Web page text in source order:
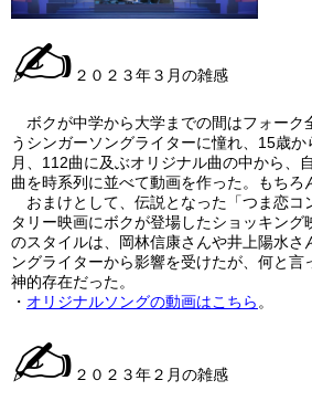
✍ ２０２３年３月の雑感
ボクが中学から大学までの間はフォーク
うシンガーソングライターに憧れ、 15歳か
月、 112曲に及ぶオリジナル曲の中から、
曲を時系列に並べて動画を作った。もちろ
おまけとして、伝説となった「つま恋コ
タリー映画にボクが登場したショッキング
のスタイルは、岡林信康さんや井上陽水さ
ングライターから影響を受けたが、何と言
神的存在だった。
・ オリジナルソングの動画はこちら 。
✍ ２０２３年２月の雑感